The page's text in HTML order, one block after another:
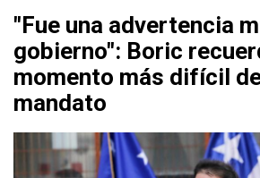
"Fue una advertencia
gobierno": Boric
momento más difícil
mandato